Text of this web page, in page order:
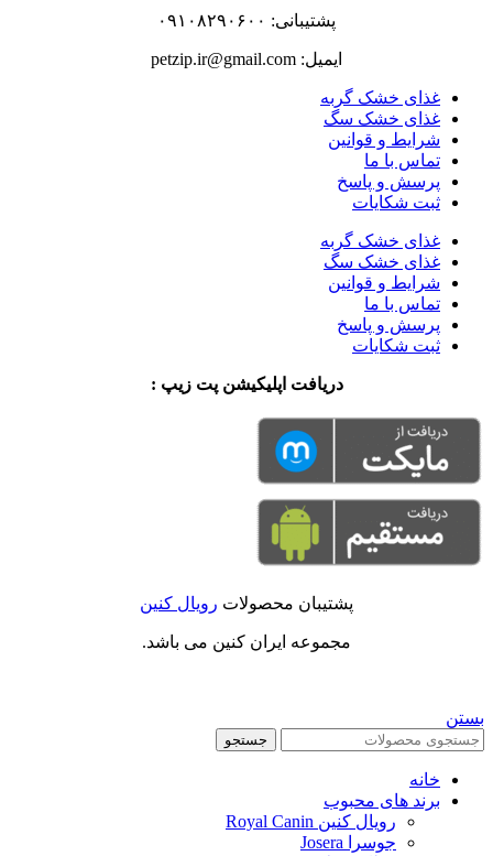
پشتیبانی: ۰۹۱۰۸۲۹۰۶۰۰
ایمیل: petzip.ir@gmail.com
غذای خشک گربه
غذای خشک سگ
شرایط و قوانین
تماس با ما
پرسش و پاسخ
ثبت شکایات
غذای خشک گربه
غذای خشک سگ
شرایط و قوانین
تماس با ما
پرسش و پاسخ
ثبت شکایات
دریافت اپلیکیشن پت زیپ :
پشتیبان محصولات رویال کنین
مجموعه ایران کنین می باشد.
بستن
جستجو
خانه
برند های محبوب
رویال کنین Royal Canin
جوسرا Josera